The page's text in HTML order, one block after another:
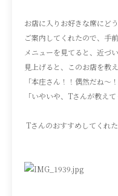
お店に入りお好きな席にど
ご案内してくれたので、手
メニューを見てると、近づ
見上げると、このお店を教
「本庄さん！！偶然だね〜！
「いやいや、Tさんが教え
Tさんのおすすめしてくれ